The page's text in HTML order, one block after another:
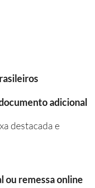
adicional
destacada e
ou remessa online